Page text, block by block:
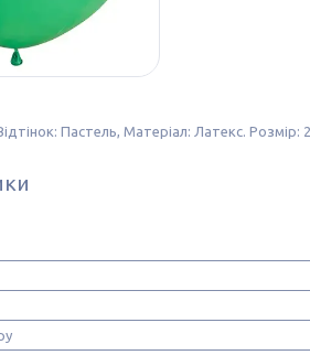
Пастель, Матеріал: Латекс.